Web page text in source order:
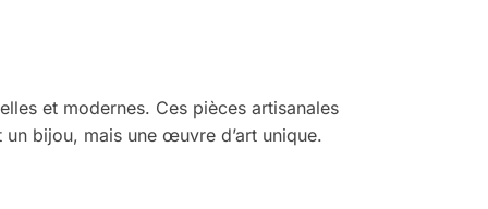
et modernes. Ces pièces artisanales
bijou, mais une œuvre d’art unique.